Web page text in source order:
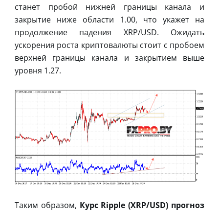
станет пробой нижней границы канала и
закрытие ниже области 1.00, что укажет на
продолжение падения XRP/USD. Ожидать
ускорения роста криптовалюты стоит с пробоем
верхней границы канала и закрытием выше
уровня 1.27.
Таким образом, Курс Ripple (XRP/USD) прогноз